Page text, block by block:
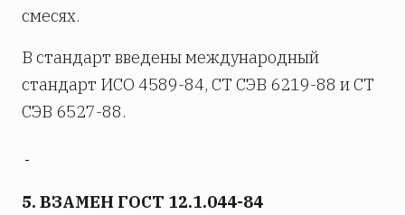
смесях.
В стандарт введены международный
стандарт ИСО 4589-84, СТ СЭВ 6219-88 и СТ
СЭВ 6527-88.
5. ВЗАМЕН ГОСТ 12.1.044-84